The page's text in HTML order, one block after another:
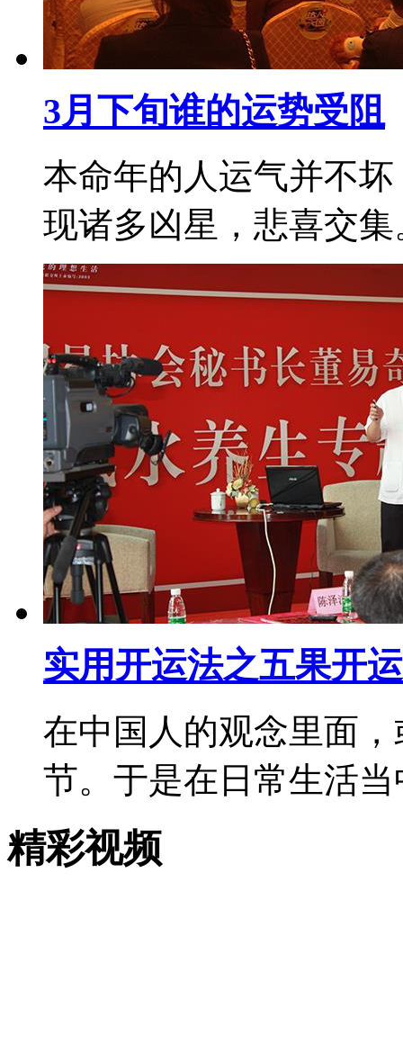
3月下旬谁的运势受阻
本命年的人运气并不
现诸多凶星，悲喜交
实用开运法之五果开运
在中国人的观念里面
节。于是在日常生活
精彩视频